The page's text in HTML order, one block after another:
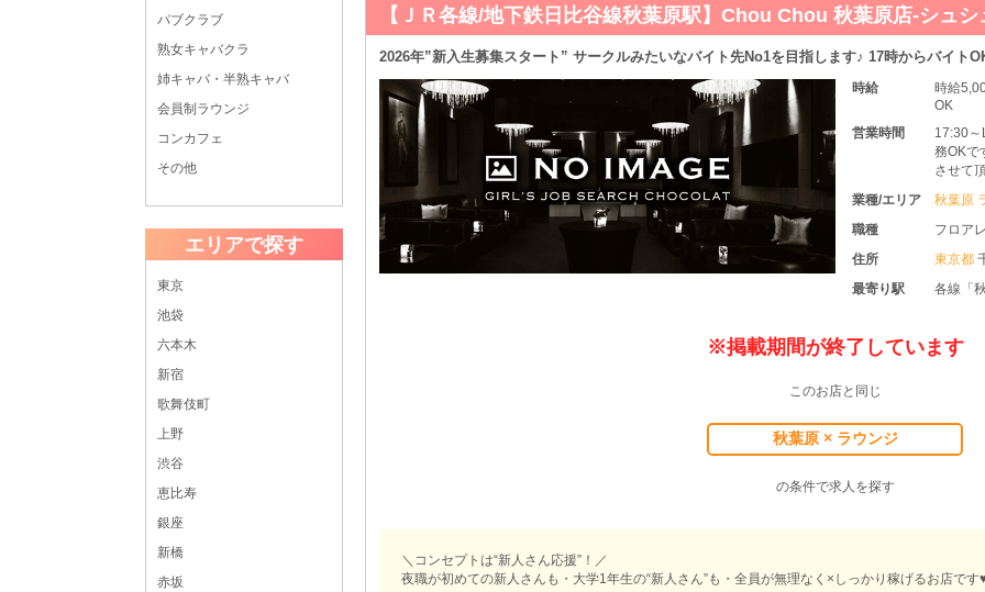
パブクラブ
熟女キャバクラ
姉キャバ・半熟キャバ
会員制ラウンジ
コンカフェ
その他
エリアで探す
東京
池袋
六本木
新宿
歌舞伎町
上野
渋谷
恵比寿
銀座
新橋
赤坂
【ＪＲ各線/地下鉄日比谷線秋葉原駅】Chou Chou 秋葉原店-シュ
2026年”新入生募集スタート” サークルみたいなバイト先No1を目指します♪ 17時からバイト
時給
時給
OK
営業時間
17:30
務OKで
させて
業種/エリア
秋葉原
職種
フロア
住所
東京都
最寄り駅
各線「
※掲載期間が終了しています
このお店と同じ
秋葉原 × ラウンジ
の条件で求人を探す
＼コンセプトは“新人さん応援”！／
夜職が初めての新人さんも・大学1年生の“新人さん”も・全員が無理なく×しっかり稼げるお店です